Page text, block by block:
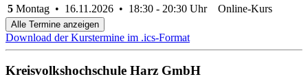
5 Montag • 16.11.2026 • 18:30 - 20:30 Uhr Online-Kurs
Alle Termine anzeigen
Download der Kurstermine im .ics-Format
Kreisvolkshochschule Harz GmbH